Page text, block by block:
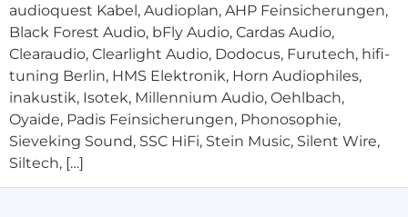
audioquest Kabel, Audioplan, AHP Feinsicherungen,
Black Forest Audio, bFly Audio, Cardas Audio,
Clearaudio, Clearlight Audio, Dodocus, Furutech, hifi-
tuning Berlin, HMS Elektronik, Horn Audiophiles,
inakustik, Isotek, Millennium Audio, Oehlbach,
Oyaide, Padis Feinsicherungen, Phonosophie,
Sieveking Sound, SSC HiFi, Stein Music, Silent Wire,
Siltech, […]